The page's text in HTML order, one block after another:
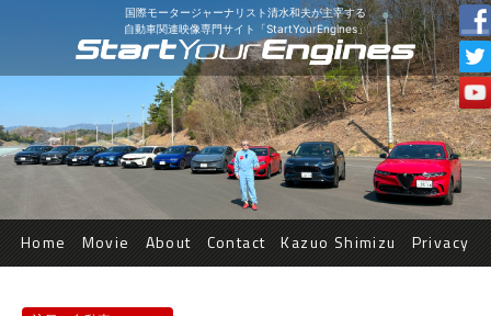
国際モータージャーナリスト清水和夫が主宰する
自動車関連映像専門サイト「StartYourEngines」
Home Movie About Contact Kazuo Shimizu Privacy